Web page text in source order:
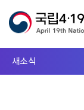
새소식